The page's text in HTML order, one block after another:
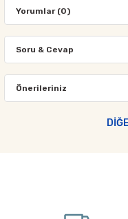
Yorumlar (0)
Bu
Soru & Cevap
Ürün
Önerileriniz
Bu ürünün fiyat bilgisi,
Ürün açıklamasında